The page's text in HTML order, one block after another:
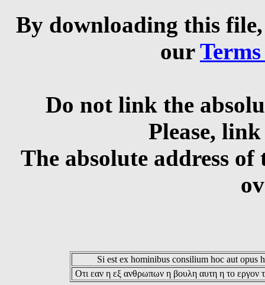
By downloading this
our
Do not link the
Please,
The absolute address
Si est ex hominibus consilium hoc aut opus
Οτι εαν η εξ ανθρωπων η βουλη αυτη η το εργον